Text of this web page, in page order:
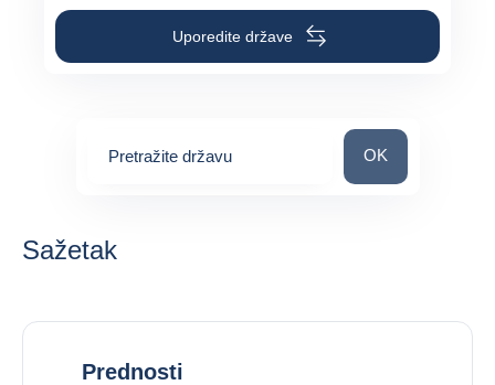
Uporedite države
Pretražite državu Pretražite državu
OK
Sažetak
Prednosti